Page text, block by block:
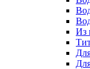
Из